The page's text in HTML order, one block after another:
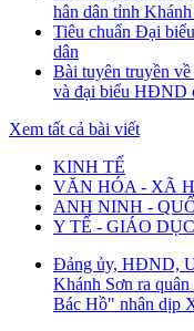
hân dân tỉnh
Tiêu chuẩn Đại
dân
Bài tuyên truyền
và đại biểu HĐND
Xem tất cả bài viết
KINH TẾ
VĂN HÓA - XÃ
ANH NINH -
Y TẾ - GIÁO DỤC
Đảng ủy, HĐND,
Khánh Sơn ra
Bác Hồ" nhân dịp